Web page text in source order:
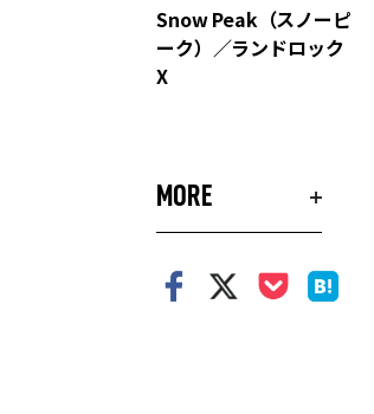
Snow Peak（スノーピ
ーク）／ランドロック
X
MORE